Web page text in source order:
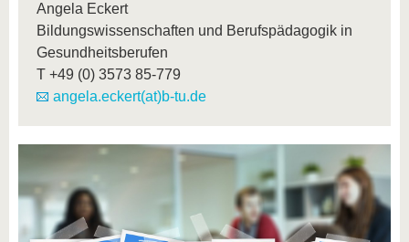
Angela Eckert
Bildungswissenschaften und Berufspädagogik in
Gesundheitsberufen
T +49 (0) 3573 85-779
angela.eckert(at)b-tu.de